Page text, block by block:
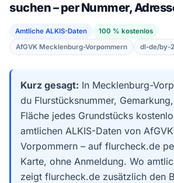
suchen – per Nummer,
Amtliche ALKIS-Daten
100 % kostenlos
AfGVK Mecklenburg-Vorpommern
dl-de/by-
Kurz gesagt: In Mecklenburg-
du Flurstücksnummer,
Fläche jedes Grundstücks
amtlichen ALKIS-Daten von
Vorpommern – auf flurcheck.de
Karte, ohne Anmeldung. Wo
zeigt flurcheck.de zusätzlich den